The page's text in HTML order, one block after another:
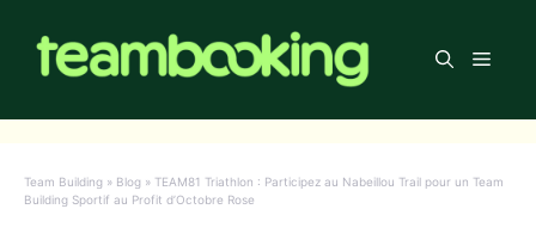
contenu
Menu
Team Building » Blog » TEAM81 Triathlon : Participez au Nabeillou Trail pour un Team
Building Sportif au Profit d’Octobre Rose